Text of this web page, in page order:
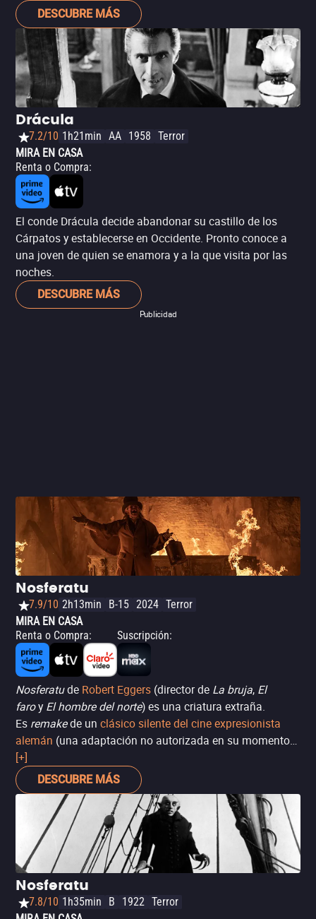
Un grupo de ladrones con habilidades técnicas logra
abrir una caja fuerte de alta seguridad, pero estos no
descubren obras de arte invaluables... sino una cripta
que data de hace100 años y que no ha sido abierta.
Repentinamente, se desata el antiguo terror de Drácula, y
su primer destino es Estados Unidos y la exótica ciudad
de Nueva Orleáns, un lugar en el que se siente como en
casa. Sim embargo, no muy lejos de allí, hay un
cazavampiros (Miller) de Londres que está decidido a
salvar a una joven (Justine Waddell) con la que Drácula
comparte su oscuro legado.
DESCUBRE MÁS
Drácula
7.2/10 1h21min AA 1958 Terror
MIRA EN CASA
Renta o Compra:
El conde Drácula decide abandonar su castillo de los
Cárpatos y establecerse en Occidente. Pronto conoce a
una joven de quien se enamora y a la que visita por las
noches.
DESCUBRE MÁS
Publicidad
Nosferatu
7.9/10 2h13min B-15 2024 Terror
MIRA EN CASA
Renta o Compra: Suscripción:
Nosferatude Robert Eggers (director de La bruja, El
faroy El hombre del norte) es una criatura extraña.
Es remakede un clásico silente del cine expresionista
alemán (una adaptación no autorizada en su momento
de
revisitado por otros directores como Werner Herzog con
la versión de 1979. ¿Puede decirse algo nuevo a partir de
uno de los vampiros fundamentales de la historia del
cine? Es para discutirse, pero Eggers por lo menos lo
intenta al impregnar el relato de su característico estilo
visual y encuadrarlo desde su protagonista femenina
(algo ya hecho por Herzog en cierta medida). La trama ya
es bien conocida: en la Alemania del siglo XIX, un
ambicioso agente de bienes raíces, Thomas Hutter
[+]
DESCUBRE MÁS
Nosferatu
7.8/10 1h35min B 1922 Terror